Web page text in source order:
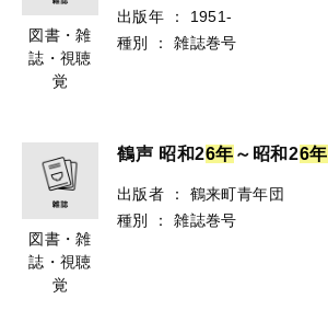
図書・雑
誌・視聴
覚
出版年
：
1951-
種別
： 雑誌巻号
図書・雑
誌・視聴
覚
鶴声 昭和26年 ～昭和26年
出版者 ：
鶴来町青年団
種別
： 雑誌巻号